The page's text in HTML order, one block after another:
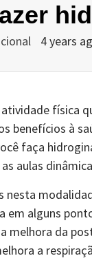
4 years
física
benefícios à
faça
aulas
nesta
em alguns
melhora da
a